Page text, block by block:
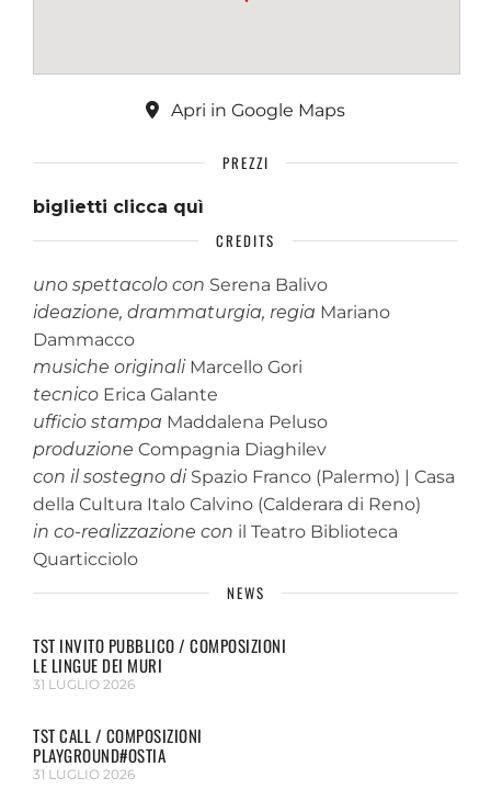
Apri in Google Maps
PREZZI
biglietti clicca quì
CREDITS
uno spettacolo con Serena Balivo
ideazione, drammaturgia, regia Mariano
Dammacco
musiche originaliMarcello Gori
tecnico Erica Galante
ufficio stampa Maddalena Peluso
produzione Compagnia Diaghilev
con il sostegno diSpazio Franco (Palermo) | Casa
della Cultura Italo Calvino (Calderara di Reno)
in co-realizzazione con il Teatro Biblioteca
Quarticciolo
NEWS
TST INVITO PUBBLICO / COMPOSIZIONI
LE LINGUE DEI MURI
31 LUGLIO 2026
TST CALL / COMPOSIZIONI
PLAYGROUND#OSTIA
31 LUGLIO 2026